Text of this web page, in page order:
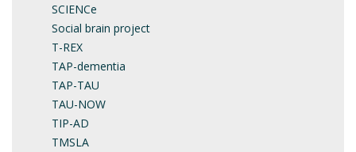
SCIENCe
Social brain project
T-REX
TAP-dementia
TAP-TAU
TAU-NOW
TIP-AD
TMSLA